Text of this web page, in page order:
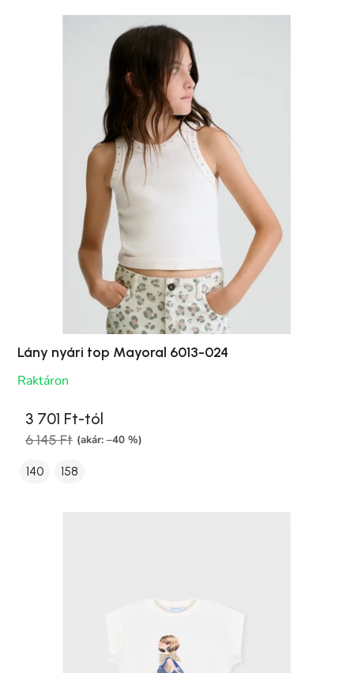
Lány nyári top Mayoral 6013-024
Raktáron
3 701 Ft-tól
6 145 Ft (akár: –40 %)
140 158